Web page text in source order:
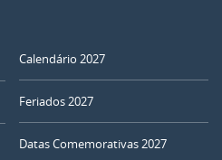
Calendário 2027
Feriados 2027
Datas Comemorativas 2027